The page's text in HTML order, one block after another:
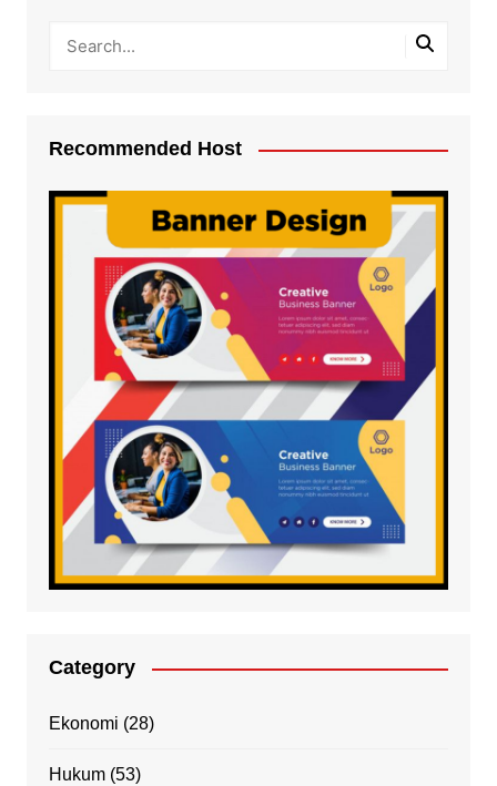
Recommended Host
Category
Ekonomi (28)
Hukum(53)